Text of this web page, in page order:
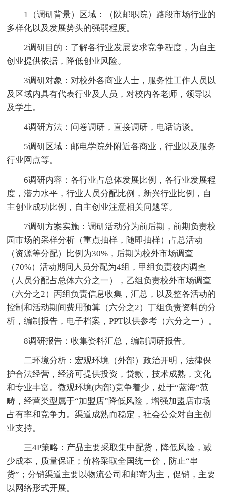
1（调研背景）区域：（陕邮职院）路段市场行业的
多样化以及发展势头的强弱程度。
2调研目的：了解各行业发展要求竞争程度，为自主
创业提供依据，降低创业风险。
3调研对象：对校外各商业人士，服务性工作人员以
及区域内具有代表行业及人员，对校内各老师，领导以
及学生。
4调研方法：问卷调研，直接调研，电话访谈。
5调研区域：邮电学院外附近各商业，行业以及服务
行业网点等。
6调研内容：各行业占总体发展比例，各行业发展程
度，潜力水平，行业人员分配比例，新兴行业比例，自
主创业成功比例，自主创业注意相关问题等。
7调研方案实施：调研活动分为前后期，前期负责校
园市场的采样分析（重点抽样，随即抽样）占总活动
（资源等分配）比例为30%，后期为校外市场调查
（70%）活动期间人员分配为4组，甲组负责校内调查
（人员分配占总体六分之一），乙组负责校外市场调查
（六分之2）丙组负责信息收集，汇总，以及整各活动的
控制和活动期间费用预算（六分之2）丁组负责资料的分
析，编制报告，电子档案，PPT以供参考（六分之一）。
8调研报告：收集资料汇总，编制调研报告。
二环境分析：宏观环境（外部）政治开明，法律保
护合法经营，经济可提供投资，贷款，技术成熟，文化
和专业丰富。微观环境(内部)竞争着少，处于“蓝海”范
畴，经营类型属于“加盟店”降低风险，增强加盟店市场
占有率和竞争力。渠道成熟而稳定，社会公众对自主创
业支持。
三4P策略：产品主要采取集中配货，降低风险，减
少成本，质量保证；价格采取全国统一价，防止“串
货”；分销渠道主要以物流公司和邮寄为主，促销，主要
以网络形式开展。